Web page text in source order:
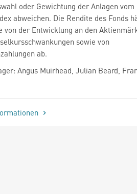
oder Gewichtung der Anlagen vom
abweichen. Die Rendite des Fonds
von der Entwicklung an den
sowie von
ab.
Angus Muirhead, Julian Beard,